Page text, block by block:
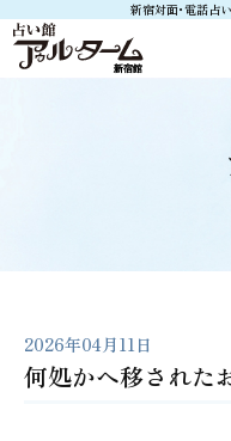
新宿対面･電話占
2026年04月11日
何処かへ移された